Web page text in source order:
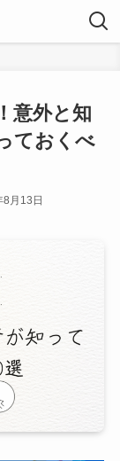
意外と知
ておくべ
8月13日